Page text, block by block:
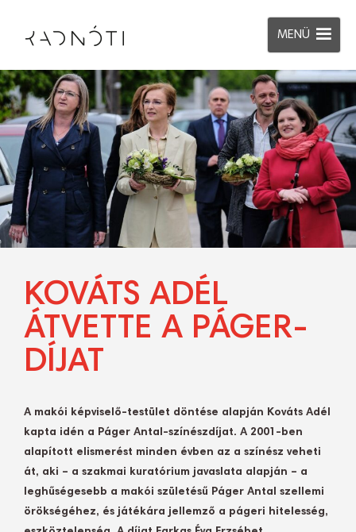
MENÜ
KOVÁTS ADÉL
ÁTVETTE A PÁGER-
DÍJAT
A makói képviselő-testület döntése alapján Kováts Adél
kapta idén a Páger Antal-színészdíjat. A 2001-ben
alapított elismerést minden évben az a színész veheti
át, aki – a szakmai kuratórium javaslata alapján – a
leghűségesebb a makói születésű Páger Antal szellemi
örökségéhez, és játékára jellemző a págeri hitelesség,